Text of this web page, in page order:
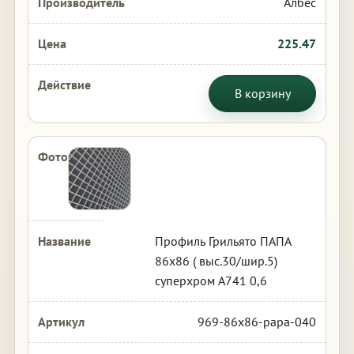
225.47
В корзину
Профиль Грильято ПАПА
86х86 ( выс.30/шир.5)
суперхром А741 0,6
969-86x86-papa-040